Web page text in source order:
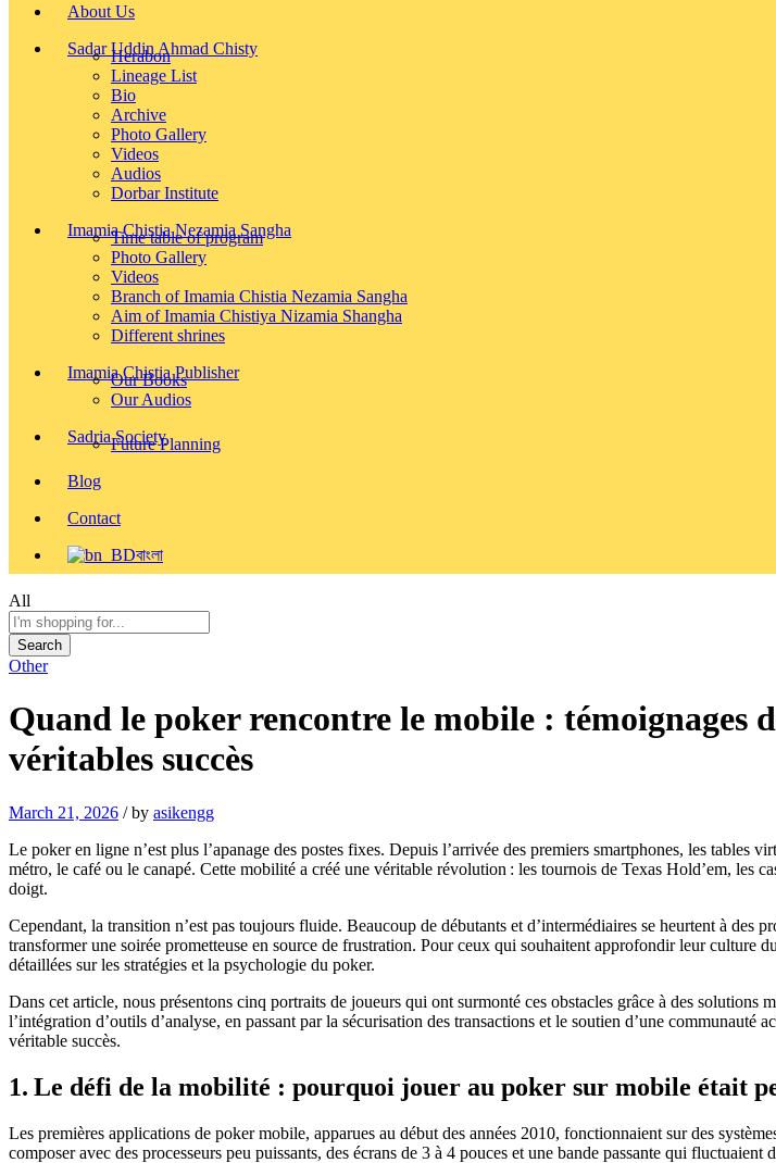
About Us
Sadar Uddin Ahmad Chisty
Herabon
Lineage List
Bio
Archive
Photo Gallery
Videos
Audios
Dorbar Institute
Imamia Chistia Nezamia Sangha
Time table of program
Photo Gallery
Videos
Branch of Imamia Chistia Nezamia Sangha
Aim of Imamia Chistiya Nizamia Shangha
Different shrines
Imamia Chistia Publisher
Our Books
Our Audios
Sadria Society
Future Planning
Blog
Contact
বাংলা
All
Search
Other
Quand le poker rencontre le mobile :
véritables succès
March 21, 2026 /by asikengg
Le poker en ligne n’est plus l’apanage des postes fixes. Depuis l’arrivée des premiers smartphones, les tables
métro, le café ou le canapé. Cette mobilité a créé une véritable révolution : les tournois de Texas Hold’em, les
doigt.
Cependant, la transition n’est pas toujours fluide. Beaucoup de débutants et d’intermédiaires se heurtent à des
transformer une soirée prometteuse en source de frustration. Pour ceux qui souhaitent approfondir leur culture
détaillées sur les stratégies et la psychologie du poker.
Dans cet article, nous présentons cinq portraits de joueurs qui ont surmonté ces obstacles grâce à des
l’intégration d’outils d’analyse, en passant par la sécurisation des transactions et le soutien d’une
véritable succès.
1. Le défi de la mobilité : pourquoi jouer au poker sur mobile était
Les premières applications de poker mobile, apparues au début des années 2010, fonctionnaient sur des
composer avec des processeurs peu puissants, des écrans de 3 à 4 pouces et une bande passante qui fluctuaient